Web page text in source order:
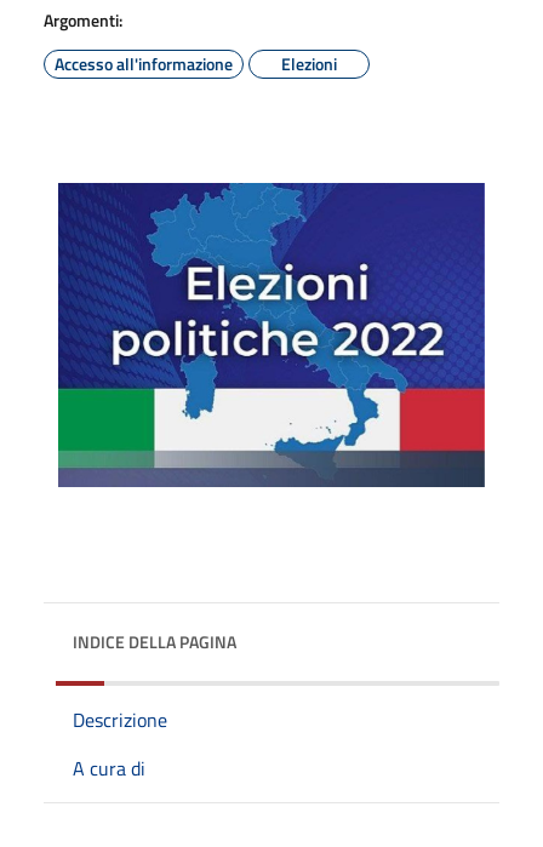
Argomenti:
Accesso all'informazione
Elezioni
INDICE DELLA PAGINA
Descrizione
A cura di